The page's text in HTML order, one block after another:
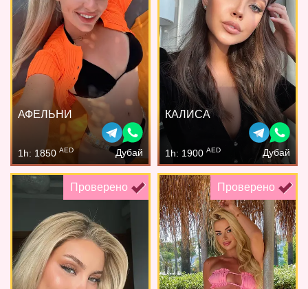
АФЕЛЬНИ
1h: 1850 AED Дубай
КАЛИСА
1h: 1900 AED Дубай
Проверено Проверено